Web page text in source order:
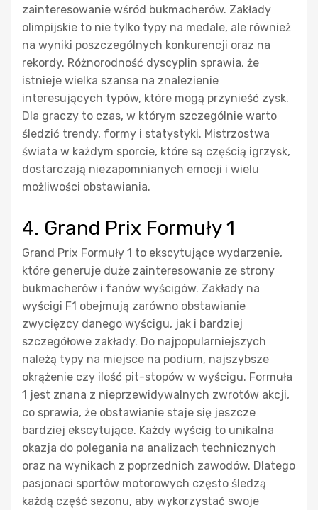
zainteresowanie wśród bukmacherów. Zakłady
olimpijskie to nie tylko typy na medale, ale również
na wyniki poszczególnych konkurencji oraz na
rekordy. Różnorodność dyscyplin sprawia, że
istnieje wielka szansa na znalezienie
interesujących typów, które mogą przynieść zysk.
Dla graczy to czas, w którym szczególnie warto
śledzić trendy, formy i statystyki. Mistrzostwa
świata w każdym sporcie, które są częścią igrzysk,
dostarczają niezapomnianych emocji i wielu
możliwości obstawiania.
4. Grand Prix Formuły 1
Grand Prix Formuły 1 to ekscytujące wydarzenie,
które generuje duże zainteresowanie ze strony
bukmacherów i fanów wyścigów. Zakłady na
wyścigi F1 obejmują zarówno obstawianie
zwycięzcy danego wyścigu, jak i bardziej
szczegółowe zakłady. Do najpopularniejszych
należą typy na miejsce na podium, najszybsze
okrążenie czy ilość pit-stopów w wyścigu. Formuła
1 jest znana z nieprzewidywalnych zwrotów akcji,
co sprawia, że obstawianie staje się jeszcze
bardziej ekscytujące. Każdy wyścig to unikalna
okazja do polegania na analizach technicznych
oraz na wynikach z poprzednich zawodów. Dlatego
pasjonaci sportów motorowych często śledzą
każdą część sezonu, aby wykorzystać swoje